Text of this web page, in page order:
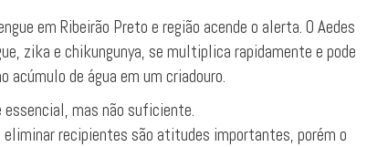
em Ribeirão Preto e região acende o alerta. O Aedes
zika e chikungunya, se multiplica rapidamente e pode
acúmulo de água em um criadouro.
essencial, mas não suficiente.
eliminar recipientes são atitudes importantes, porém o